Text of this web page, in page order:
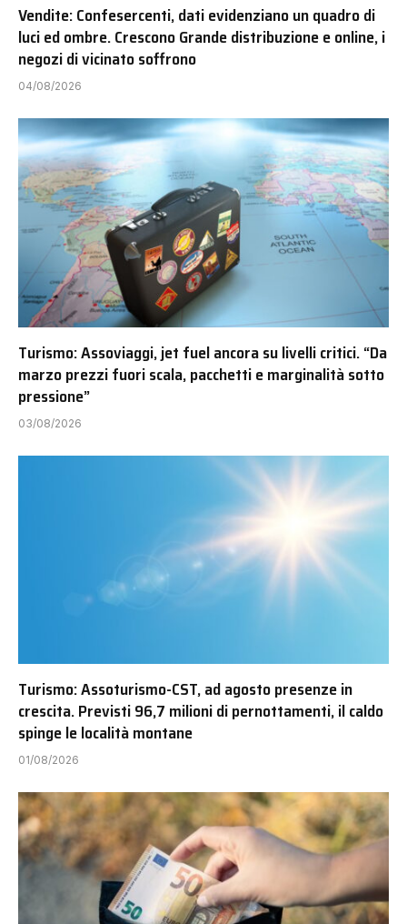
Vendite: Confesercenti, dati evidenziano un quadro di
luci ed ombre. Crescono Grande distribuzione e online, i
negozi di vicinato soffrono
04/08/2026
Turismo: Assoviaggi, jet fuel ancora su livelli critici. “Da
marzo prezzi fuori scala, pacchetti e marginalità sotto
pressione”
03/08/2026
Turismo: Assoturismo-CST, ad agosto presenze in
crescita. Previsti 96,7 milioni di pernottamenti, il caldo
spinge le località montane
01/08/2026